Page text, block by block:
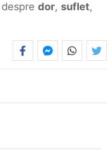
despre dor, suflet,